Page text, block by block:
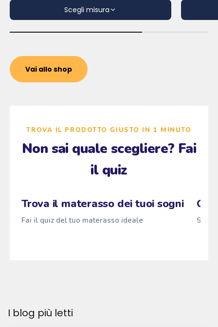
Scegli misura
Vai allo shop
TROVA IL PRODOTTO GIUSTO IN 1 MINUTO
Non sai quale scegliere? Fai
il quiz
Trova il materasso dei tuoi sogni
Fai il quiz del tuo materasso ideale
I blog più letti